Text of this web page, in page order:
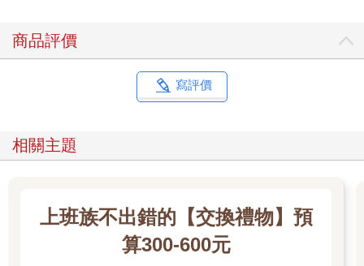
商品評價
寫評價
相關主題
上班族不出錯的【交換禮物】預
算300-600元